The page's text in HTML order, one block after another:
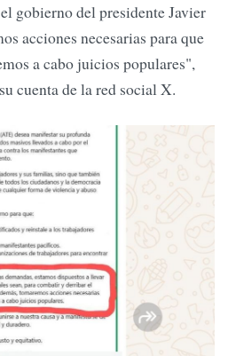
gobierno del presidente Javier
acciones necesarias para que
a cabo juicios populares",
cuenta de la red social X.